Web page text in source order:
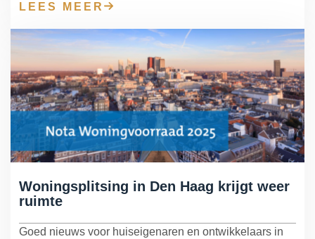
LEES MEER
Woningsplitsing in Den Haag krijgt weer
ruimte
Goed nieuws voor huiseigenaren en ontwikkelaars in